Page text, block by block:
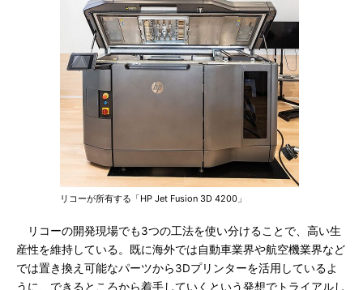
リコーが所有する「HP Jet Fusion 3D 4200」
リコーの開発現場でも3つの工法を使い分けることで、高い生
産性を維持している。既に海外では自動車業界や航空機業界など
では置き換え可能なパーツから3Dプリンターを活用しているよ
うに、できるところから着手していくという発想でトライアルし